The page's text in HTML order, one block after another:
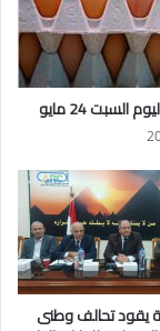
للتعاون نظراً لما
ومحطات بحثية
علي اعلي درجات
الجودة .
السبت 24 مايو
يقود تحالف وطنى